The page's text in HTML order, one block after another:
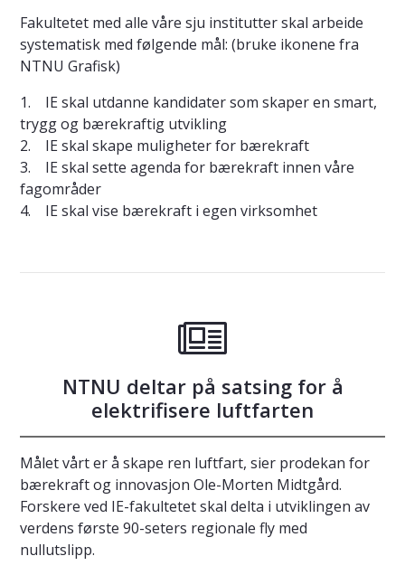
Fakultetet med alle våre sju institutter skal arbeide
systematisk med følgende mål: (bruke ikonene fra
NTNU Grafisk)
1. IE skal utdanne kandidater som skaper en smart,
trygg og bærekraftig utvikling
2. IE skal skape muligheter for bærekraft
3. IE skal sette agenda for bærekraft innen våre
fagområder
4. IE skal vise bærekraft i egen virksomhet
NTNU deltar på satsing for å
elektrifisere luftfarten
Målet vårt er å skape ren luftfart, sier prodekan for
bærekraft og innovasjon Ole-Morten Midtgård.
Forskere ved IE-fakultetet skal delta i utviklingen av
verdens første 90-seters regionale fly med
nullutslipp.